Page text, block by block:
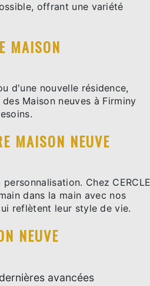
offrant une variété
MAISON
d'une nouvelle résidence,
des Maison neuves à Firminy
MAISON NEUVE
Chez
dans la main avec nos
reflètent leur style de vie.
NEUVE
avancées